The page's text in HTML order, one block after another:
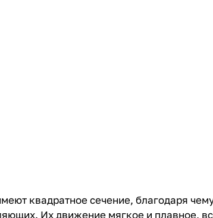
квадратное сечение, благодаря
Их движение мягкое и плавное,